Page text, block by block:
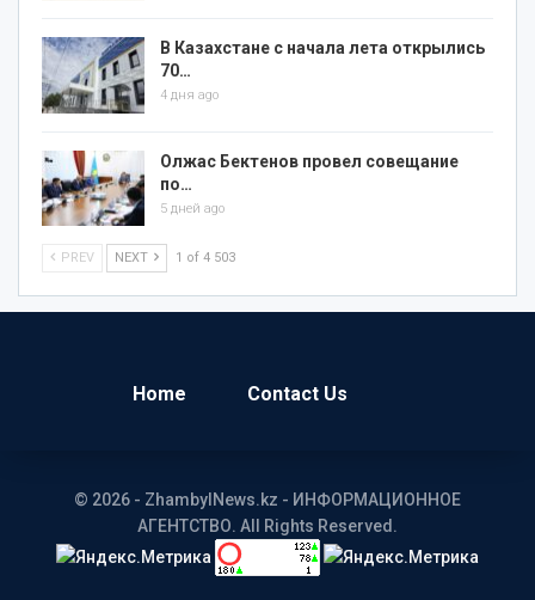
В Казахстане с начала лета открылись
70…
4 дня ago
Олжас Бектенов провел совещание
по…
5 дней ago
PREV NEXT 1 of 4 503
Home Contact Us
© 2026 - ZhambylNews.kz - ИНФОРМАЦИОННОЕ
АГЕНТСТВО. All Rights Reserved.